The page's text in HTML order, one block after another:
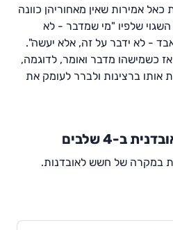
כאל אמירות שאין מאחוריהן כוונה
שלפיו "מי שמדבר - לא
- לא ידבר על זה, אלא יעשה".
אז כשמישהו מדבר ואומר, לדוגמה,
אותו ברצינות ולברר לעומק את
ב-4 שלבים
במקרה של חשש לאובדנות.